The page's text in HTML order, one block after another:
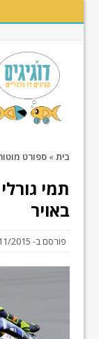
בית » ספורט
תמי
באויר
פורסם ב- 2015